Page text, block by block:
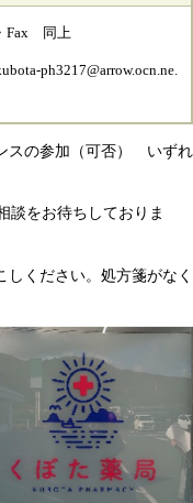
Fax 同上
ph3217@arrow.ocn.ne.
スの参加（可否） いずれ
談をお待ちしておりま
ください。処方箋がなく